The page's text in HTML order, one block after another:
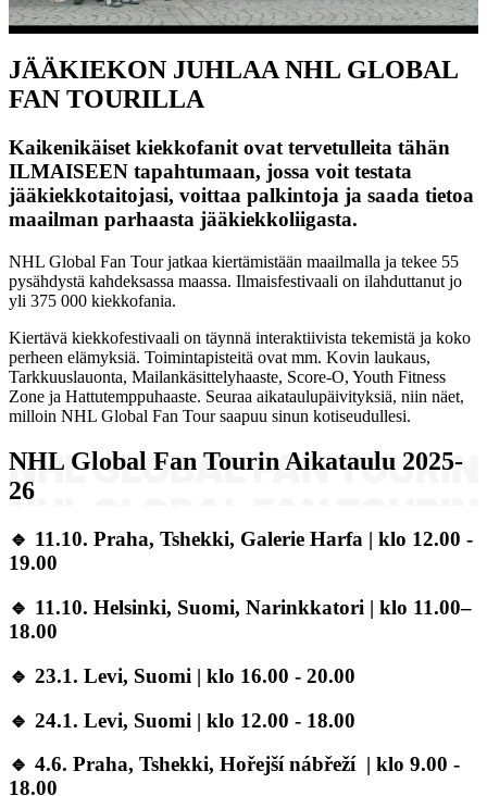
Video
JÄÄKIEKON JUHLAA NHL GLOBAL
FAN TOURILLA
Kaikenikäiset kiekkofanit ovat tervetulleita tähän
ILMAISEEN tapahtumaan, jossa voit testata
jääkiekkotaitojasi, voittaa palkintoja ja saada tietoa
maailman parhaasta jääkiekkoliigasta.
NHL Global Fan Tour jatkaa kiertämistään maailmalla ja tekee 55
pysähdystä kahdeksassa maassa. Ilmaisfestivaali on ilahduttanut jo
yli 375 000 kiekkofania.
Kiertävä kiekkofestivaali on täynnä interaktiivista tekemistä ja koko
perheen elämyksiä. Toimintapisteitä ovat mm. Kovin laukaus,
Tarkkuuslauonta, Mailankäsittelyhaaste, Score-O, Youth Fitness
Zone ja Hattutemppuhaaste. Seuraa aikataulupäivityksiä, niin näet,
milloin NHL Global Fan Tour saapuu sinun kotiseudullesi.
NHL Global Fan Tourin Aikataulu 2025-
26
🔹 11.10. Praha, Tshekki, Galerie Harfa | klo 12.00 -
19.00
🔹 11.10. Helsinki, Suomi, Narinkkatori | klo 11.00–
18.00
🔹 23.1. Levi, Suomi | klo 16.00 - 20.00
🔹 24.1. Levi, Suomi | klo 12.00 - 18.00
🔹 4.6. Praha, Tshekki, Hořejší nábřeží | klo 9.00 -
18.00